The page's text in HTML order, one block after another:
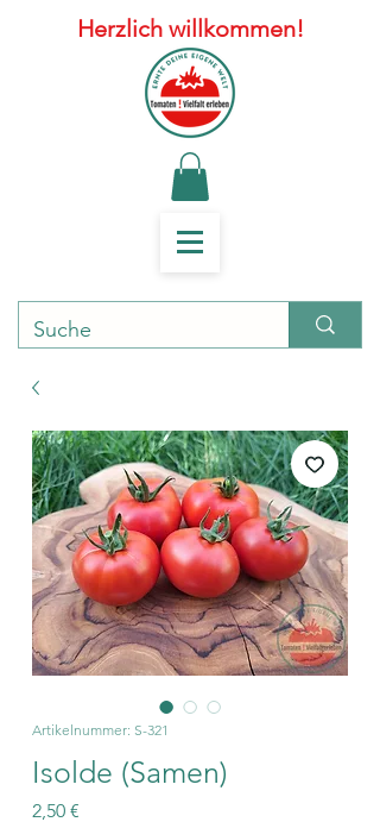
Herzlich willkommen!
Artikelnummer: S-321
Isolde (Samen)
2,50 €